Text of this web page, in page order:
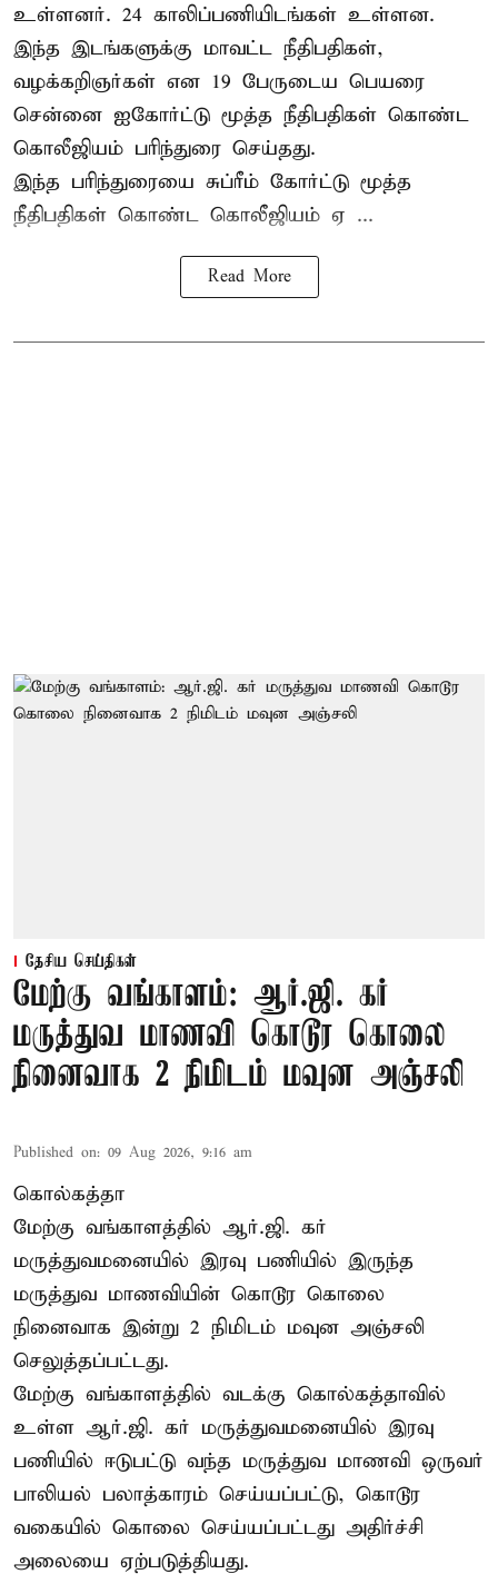
உள்ளனர். 24 காலிப்பணியிடங்கள் உள்ளன.
இந்த இடங்களுக்கு மாவட்ட நீதிபதிகள்,
வழக்கறிஞர்கள் என 19 பேருடைய பெயரை
சென்னை ஐகோர்ட்டு மூத்த நீதிபதிகள் கொண்ட
கொலீஜியம் பரிந்துரை செய்தது.
இந்த பரிந்துரையை சுப்ரீம் கோர்ட்டு மூத்த
நீதிபதிகள் கொண்ட கொலீஜியம் ஏ ...
Read More
தேசிய செய்திகள்
மேற்கு வங்காளம்: ஆர்.ஜி. கர்
மருத்துவ மாணவி கொடூர கொலை
நினைவாக 2 நிமிடம் மவுன அஞ்சலி
Published on: 09 Aug 2026, 9:16 am
கொல்கத்தா
மேற்கு வங்காளத்தில் ஆர்.ஜி. கர்
மருத்துவமனையில் இரவு பணியில் இருந்த
மருத்துவ மாணவியின் கொடூர கொலை
நினைவாக இன்று 2 நிமிடம் மவுன அஞ்சலி
செலுத்தப்பட்டது.
மேற்கு வங்காளத்தில் வடக்கு கொல்கத்தாவில்
உள்ள ஆர்.ஜி. கர் மருத்துவமனையில் இரவு
பணியில் ஈடுபட்டு வந்த மருத்துவ மாணவி ஒருவர்
பாலியல் பலாத்காரம் செய்யப்பட்டு, கொடூர
வகையில் கொலை செய்யப்பட்டது அதிர்ச்சி
அலையை ஏற்படுத்தியது.